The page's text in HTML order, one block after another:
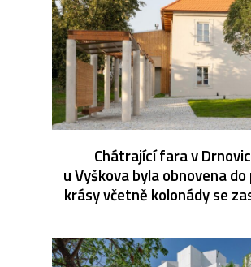
Chátrající fara v
u Vyškova byla obnovena
krásy včetně kolonády se